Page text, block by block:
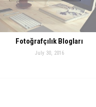
Fotoğrafçılık Blogları
July 30, 2016